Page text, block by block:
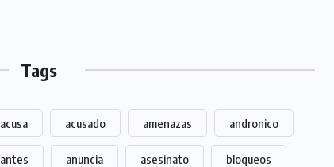
Tags
acusa acusado amenazas andronico
antes anuncia asesinato bloqueos